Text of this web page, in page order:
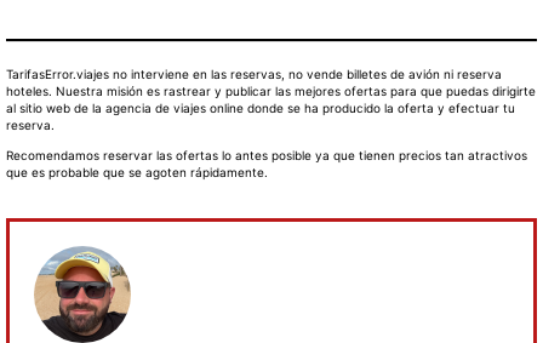
TarifasError.viajes no interviene en las reservas, no vende billetes de avión ni reserva
hoteles. Nuestra misión es rastrear y publicar las mejores ofertas para que puedas dirigirte
al sitio web de la agencia de viajes online donde se ha producido la oferta y efectuar tu
reserva.
Recomendamos reservar las ofertas lo antes posible ya que tienen precios tan atractivos
que es probable que se agoten rápidamente.